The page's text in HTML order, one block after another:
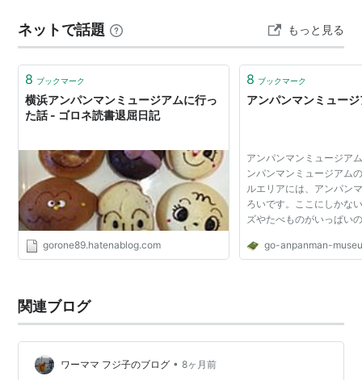
ュージアムは有料のミ…
ネットで話題 もっと見る
8 ブックマーク
横浜アンパンマンミュージアムに行っ
た話 - ゴロネ読書退屈日記
gorone89.hatenablog.com
8 ブックマーク
アンパンマンミュー
アンパンマンミュージア
ンパンマンミュージアム
ルエリアには、アンパン
ろいです。ここにしかな
ズやたべものがいっぱい
ンマンと一緒に遊んだ後
go-anpanman-
関連ブログ
ワーママ フジ子のブログ • 8ヶ月前